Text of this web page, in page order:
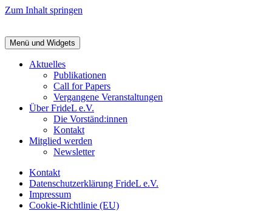
Zum Inhalt springen
Menü und Widgets
Aktuelles
Publikationen
Call for Papers
Vergangene Veranstaltungen
Über FrideL e.V.
Die Vorständ:innen
Kontakt
Mitglied werden
Newsletter
Kontakt
Datenschutzerklärung FrideL e.V.
Impressum
Cookie-Richtlinie (EU)